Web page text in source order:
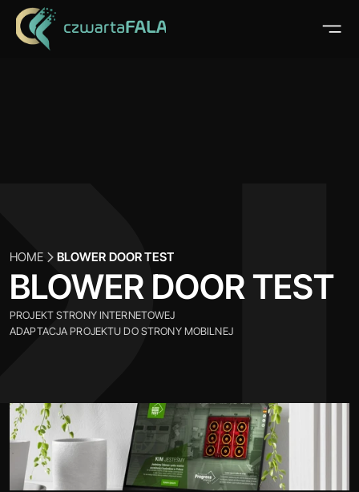
HOME BLOWER DOOR TEST
BLOWER DOOR TEST
PROJEKT STRONY INTERNETOWEJ
ADAPTACJA PROJEKTU DO STRONY MOBILNEJ